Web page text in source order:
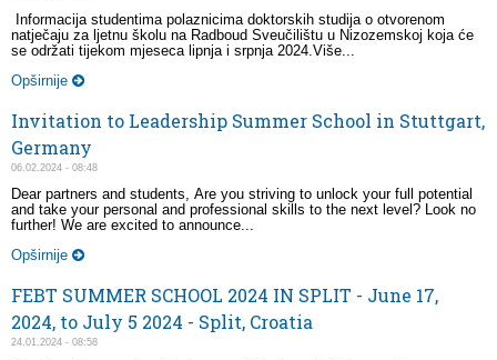
Informacija studentima polaznicima doktorskih studija o otvorenom
natječaju za ljetnu školu na Radboud Sveučilištu u Nizozemskoj koja će
se održati tijekom mjeseca lipnja i srpnja 2024.Više...
Opširnije
Invitation to Leadership Summer School in Stuttgart,
Germany
06.02.2024 - 08:48
Dear partners and students, Are you striving to unlock your full potential
and take your personal and professional skills to the next level? Look no
further! We are excited to announce...
Opširnije
FEBT SUMMER SCHOOL 2024 IN SPLIT - June 17,
2024, to July 5 2024 - Split, Croatia
24.01.2024 - 08:58